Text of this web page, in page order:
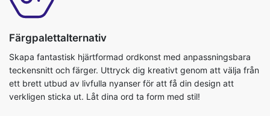
Färgpalettalternativ
Skapa fantastisk hjärtformad ordkonst med anpassningsbara
teckensnitt och färger. Uttryck dig kreativt genom att välja från
ett brett utbud av livfulla nyanser för att få din design att
verkligen sticka ut. Låt dina ord ta form med stil!